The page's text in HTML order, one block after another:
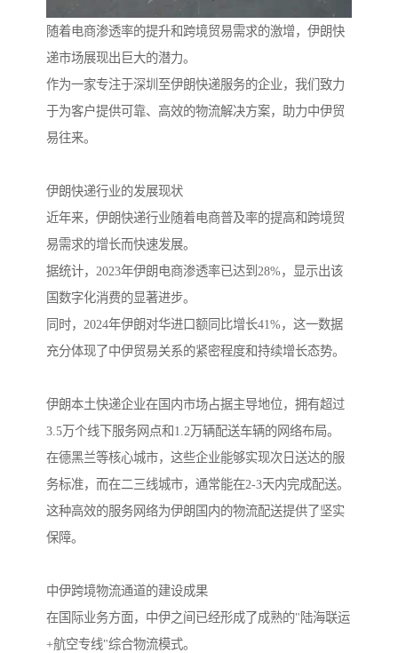
随着电商渗透率的提升和跨境贸易需求的激增，伊朗快
递市场展现出巨大的潜力。
作为一家专注于深圳至伊朗快递服务的企业，我们致力
于为客户提供可靠、高效的物流解决方案，助力中伊贸
易往来。
伊朗快递行业的发展现状
近年来，伊朗快递行业随着电商普及率的提高和跨境贸
易需求的增长而快速发展。
据统计，2023年伊朗电商渗透率已达到28%，显示出该
国数字化消费的显著进步。
同时，2024年伊朗对华进口额同比增长41%，这一数据
充分体现了中伊贸易关系的紧密程度和持续增长态势。
伊朗本土快递企业在国内市场占据主导地位，拥有超过
3.5万个线下服务网点和1.2万辆配送车辆的网络布局。
在德黑兰等核心城市，这些企业能够实现次日送达的服
务标准，而在二三线城市，通常能在2-3天内完成配送。
这种高效的服务网络为伊朗国内的物流配送提供了坚实
保障。
中伊跨境物流通道的建设成果
在国际业务方面，中伊之间已经形成了成熟的"陆海联运
+航空专线"综合物流模式。